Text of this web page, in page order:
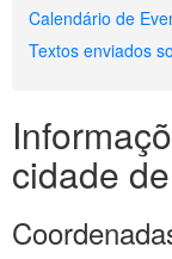
Calendário de
Textos enviados
cidade de